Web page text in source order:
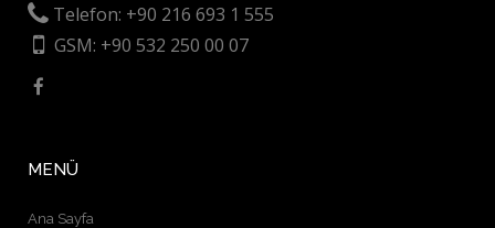
Telefon: +90 216 693 1 555
GSM: +90 532 250 00 07
MENÜ
Ana Sayfa